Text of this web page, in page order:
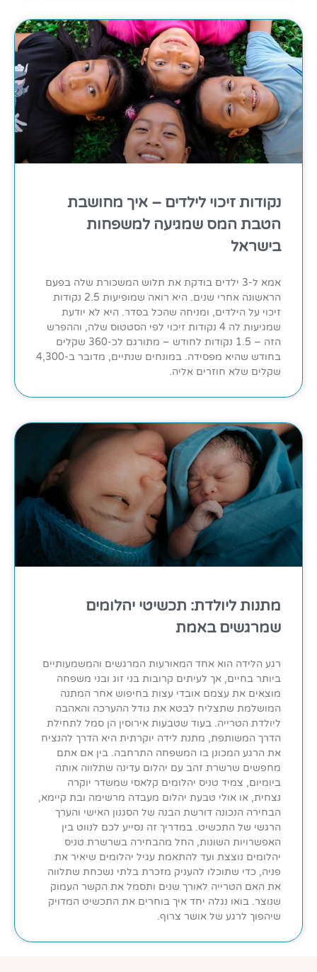
נקודות זיכוי לילדים – איך מחושבת
הטבת המס שמגיעה למשפחות
בישראל
אמא ל-3 ילדים בודקת את תלוש המשכורת שלה בפעם
הראשונה אחרי שנים. היא רואה שמופיעות 2.5 נקודות
זיכוי על הילדים, ומניחה שהכל בסדר. היא לא יודעת
שמגיעות לה 4 נקודות זיכוי לפי הסטטוס שלה, וההפרש
הזה – 1.5 נקודות לחודש – מתורגם לכ-360 שקלים
בחודש שהיא מפסידה. במונחים שנתיים, מדובר ב-4,300
שקלים שלא חוזרים אליה.
מתנות ליולדת: תכשיטי יהלומים
שמרגשים באמת
רגע הלידה הוא אחד המאורעות המרגשים והמשמעותיים
ביותר בחיים, אך לעיתים קרובות בני זוג ובני משפחה
מוצאים את עצמם אובדי עצות בחיפוש אחר המתנה
המושלמת שתצליח לבטא את גודל ההערכה והאהבה
ליולדת הטרייה. בעוד שטבעות אירוסין הן סמל לתחילת
הדרך המשותפת, מתנת לידה יוקרתית היא הדרך להנציח
את הרגע המכונן בו המשפחה התרחבה. בין אם אתם
מחפשים שרשרת זהב עם יהלום עדינה שתלווה אותה
ביומיום, צמיד טניס יהלומים קלאסי שמשדר יוקרה
נצחית, או אולי טבעת יהלום מעבדה מרשימה ובת קיימא,
הבחירה הנכונה דורשת הבנה של הסגנון האישי והערך
הרגשי של התכשיט. במדריך זה נסייע לכם לנווט בין
האפשרויות השונות, החל מהבחירה בשרשרת טניס
יהלומים נוצצת ועד להתאמת עגיל יהלומים שיאיר את
פניה, כדי שתוכלו להעניק מזכרת בלתי נשכחת שתלווה
את האם הטרייה לאורך שנים ותסמל את הקשר העמוק
שנוצר. בואו נגלה יחד איך בוחרים את התכשיט המדויק
שיהפוך לרגע של אושר צרוף.